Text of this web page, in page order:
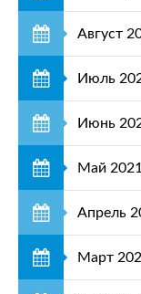
Август
Июль
Июнь
Май 2021
Апрель
Март